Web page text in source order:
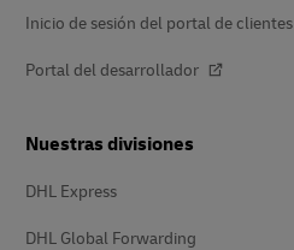
Inicio de sesión del portal de clientes
Portal del desarrollador
Nuestras divisiones
DHL Express
DHL Global Forwarding